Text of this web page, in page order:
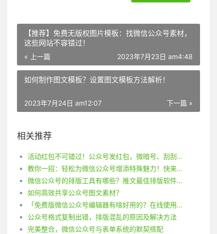
【推荐】免费无版权图片模板：找微信公众号素材，
这些网站不容错过！
« 上一篇 2023年7月23日 am4:48
如何制作图文模板？设置图文模板方法解析！
下一篇 »
2023年7月24日 am12:07
相关推荐
活动红包不可错过！公众号发红包，微暗号、刮刮卡、大转盘，精彩活动尽在其中！
教你一招：轻松为微信公众号增添特殊魅力！快来探秘菜单栏特殊字符的加法吧！
微信公众号的排版工具有哪些？推文最佳排版软件是什么？
如何高效共享公众号图文素材？
「免费版微信公众号编辑器有啥好用的？在线使用哪个微信公众号编辑器？」
公众号格式复制出错，排版混乱的原因及解决方法
完美整合，微信公众号与表单系统的默契搭配